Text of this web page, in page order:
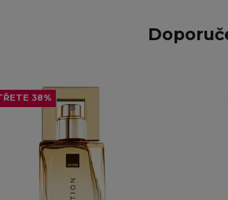
38%